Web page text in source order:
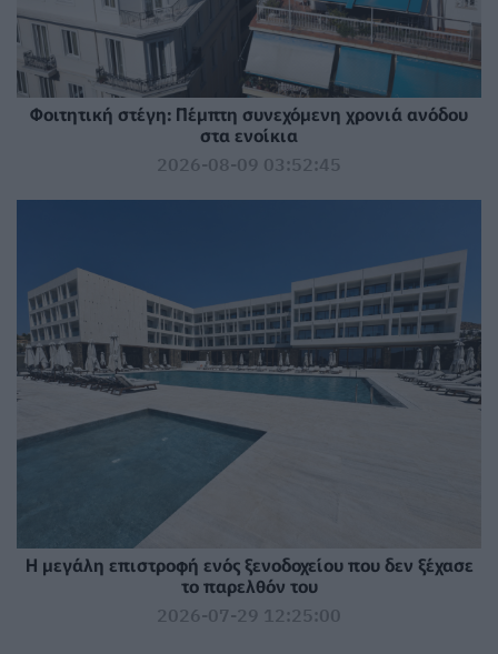
Φοιτητική στέγη: Πέμπτη συνεχόμενη χρονιά ανόδου
στα ενοίκια
2026-08-09 03:52:45
Η μεγάλη επιστροφή ενός ξενοδοχείου που δεν ξέχασε
το παρελθόν του
2026-07-29 12:25:00